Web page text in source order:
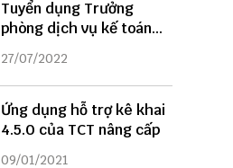
Tuyển dụng Trưởng
phòng dịch vụ kế toán
năm 2022
27/07/2022
Ứng dụng hỗ trợ kê khai
4.5.0 của TCT nâng cấp
09/01/2021